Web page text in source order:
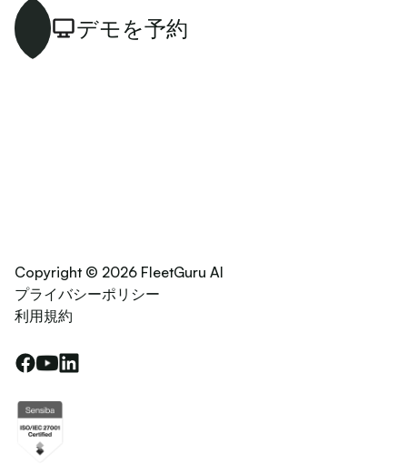
デモを予約
Copyright © 2026 FleetGuru AI
プライバシーポリシー
利用規約